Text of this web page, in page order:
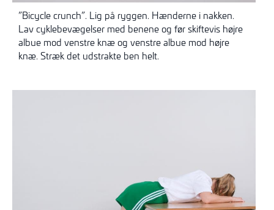
”Bicycle crunch”. Lig på ryggen. Hænderne i nakken.
Lav cyklebevægelser med benene og før skiftevis højre
albue mod venstre knæ og venstre albue mod højre
knæ. Stræk det udstrakte ben helt.